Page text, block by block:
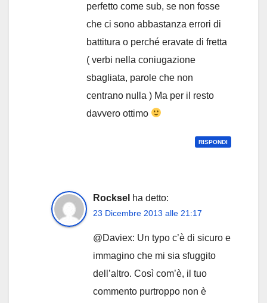
perfetto come sub, se non fosse
che ci sono abbastanza errori di
battitura o perché eravate di fretta
( verbi nella coniugazione
sbagliata, parole che non
centrano nulla ) Ma per il resto
davvero ottimo
RISPONDI
Rocksel ha detto:
23 Dicembre 2013 alle 21:17
@Daviex: Un typo c’è di sicuro e
immagino che mi sia sfuggito
dell’altro. Così com’è, il tuo
commento purtroppo non è